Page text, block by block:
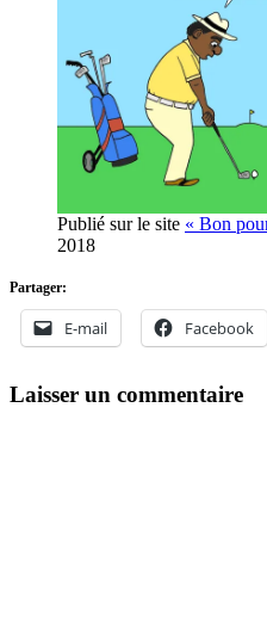
Publié sur le site « Bon
2018
Partager:
E-mail Facebook
Laisser un commentaire